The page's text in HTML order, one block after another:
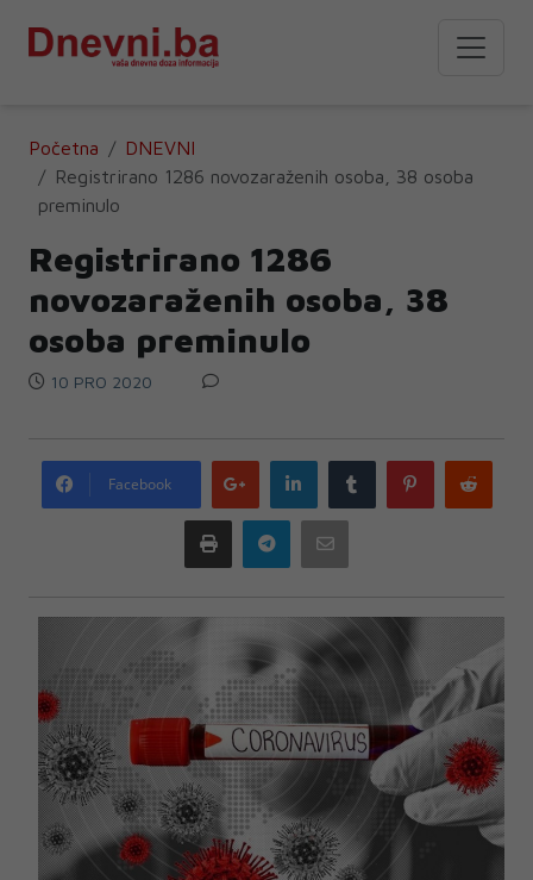
Početna
DNEVNI
Registrirano 1286 novozaraženih osoba, 38 osoba
preminulo
Registrirano 1286
novozaraženih osoba, 38
osoba preminulo
10 PRO 2020
Facebook
Google
plus
LinkedIn Tumblr Pinterest
Print Telegram